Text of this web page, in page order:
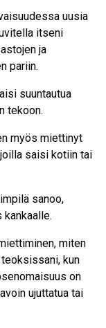
uusia
itseni
ja
pariin.
suuntautua
tekoon.
myös miettinyt
saisi kotiin tai
sanoo,
miten
kun
on
ujuttatua tai